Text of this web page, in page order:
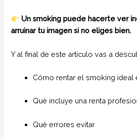
Un smoking puede hacerte ver
arruinar tu imagen si no eliges bien.
Y al final de este artículo vas a
Cómo rentar el smoking ideal
Qué incluye una renta
Qué errores evitar